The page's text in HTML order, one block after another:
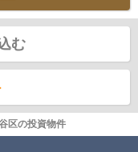
む
区の投資物件